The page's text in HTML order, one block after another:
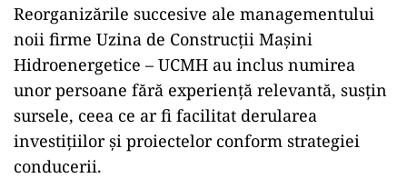
Reorganizările succesive ale managementului
noii firme Uzina de Construcții Mașini
Hidroenergetice – UCMH au inclus numirea
unor persoane fără experiență relevantă, susțin
sursele, ceea ce ar fi facilitat derularea
investițiilor și proiectelor conform strategiei
conducerii.